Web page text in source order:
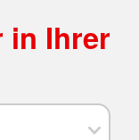
in Ihrer